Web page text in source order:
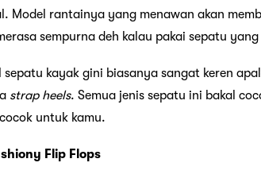
Model rantainya yang menawan akan
sempurna deh kalau pakai sepatu
sepatu kayak gini biasanya sangat keren
strap heels. Semua jenis sepatu ini bakal
untuk kamu.
Flip Flops